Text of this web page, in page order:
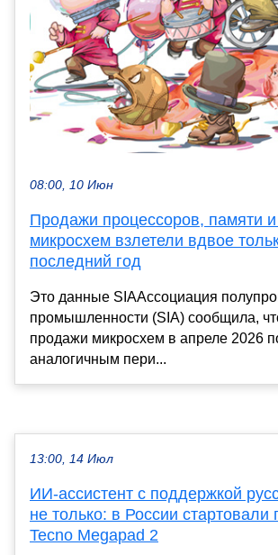
08:00, 10 Июн
Продажи процессоров, памяти и
микросхем взлетели вдвое
последний год
Это данные SIAАссоциация
промышленности (SIA) сообщила,
продажи микросхем в апреле 2026
аналогичным пери...
13:00, 14 Июл
ИИ-ассистент с поддержкой
не только: в России стартовали
Tecno Megapad 2